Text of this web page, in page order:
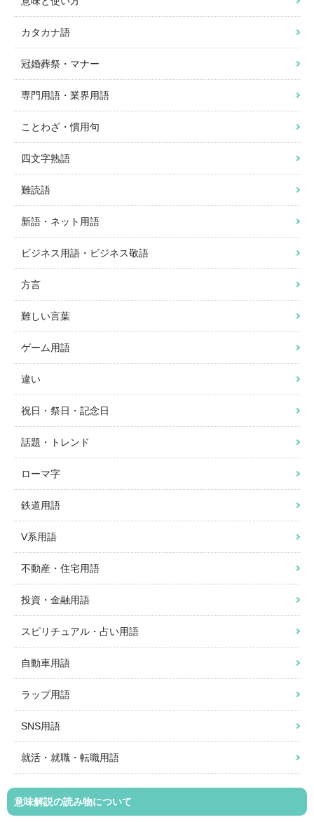
カタカナ語
冠婚葬祭・マナー
専門用語・業界用語
ことわざ・慣用句
四文字熟語
難読語
新語・ネット用語
ビジネス用語・ビジネス敬語
方言
難しい言葉
ゲーム用語
違い
祝日・祭日・記念日
話題・トレンド
ローマ字
鉄道用語
V系用語
不動産・住宅用語
投資・金融用語
スピリチュアル・占い用語
自動車用語
ラップ用語
SNS用語
就活・就職・転職用語
意味解説の読み物について